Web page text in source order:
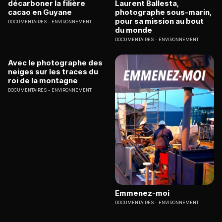
décarboner la filière
cacao en Guyane
DOCUMENTAIRES ENVIRONNEMENT
Laurent Ballesta,
photographe sous-marin,
pour sa mission au bout
du monde
DOCUMENTAIRES ENVIRONNEMENT
Avec le photographe des
neiges sur les traces du
roi de la montagne
DOCUMENTAIRES ENVIRONNEMENT
Emmenez-moi
DOCUMENTAIRES ENVIRONNEMENT